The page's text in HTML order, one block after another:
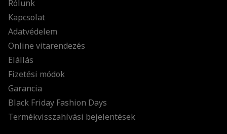
Rólunk
Kapcsolat
Adatvédelem
Online vitarendezés
Elállás
Fizetési módok
Garancia
Black Friday Fashion Days
Termékvisszahívási bejelentések